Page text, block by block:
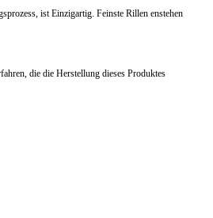
ist Einzigartig. Feinste Rillen enstehen
die die Herstellung dieses Produktes